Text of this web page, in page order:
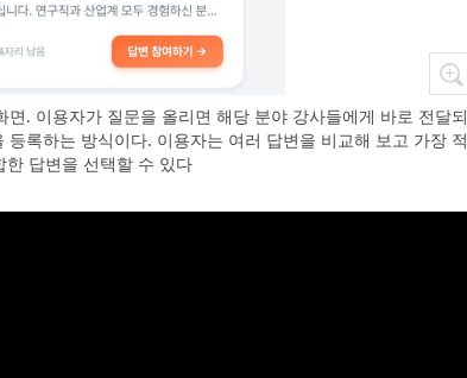
면. 이용자가 질문을 올리면 해당 분야 강사들에게 바로 전달되
록하는 방식이다. 이용자는 여러 답변을 비교해 보고 가장 적
한 답변을 선택할 수 있다